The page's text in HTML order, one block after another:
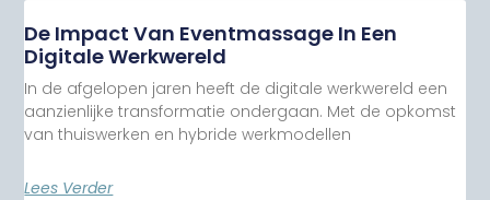
De Impact Van Eventmassage In Een
Digitale Werkwereld
In de afgelopen jaren heeft de digitale werkwereld een
aanzienlijke transformatie ondergaan. Met de opkomst
van thuiswerken en hybride werkmodellen
Lees Verder